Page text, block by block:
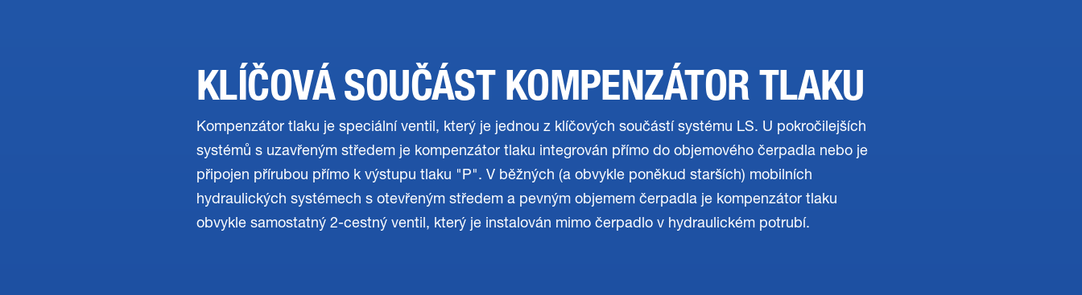
KLÍČOVÁ SOUČÁST KOMPENZÁTOR TLAKU
Kompenzátor tlaku je speciální ventil, který je jednou z klíčových součástí systému LS. U pokročilejších
systémů s uzavřeným středem je kompenzátor tlaku integrován přímo do objemového čerpadla nebo je
připojen přírubou přímo k výstupu tlaku "P". V běžných (a obvykle poněkud starších) mobilních
hydraulických systémech s otevřeným středem a pevným objemem čerpadla je kompenzátor tlaku
obvykle samostatný 2-cestný ventil, který je instalován mimo čerpadlo v hydraulickém potrubí.